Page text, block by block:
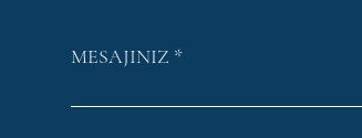
MESAJINIZ